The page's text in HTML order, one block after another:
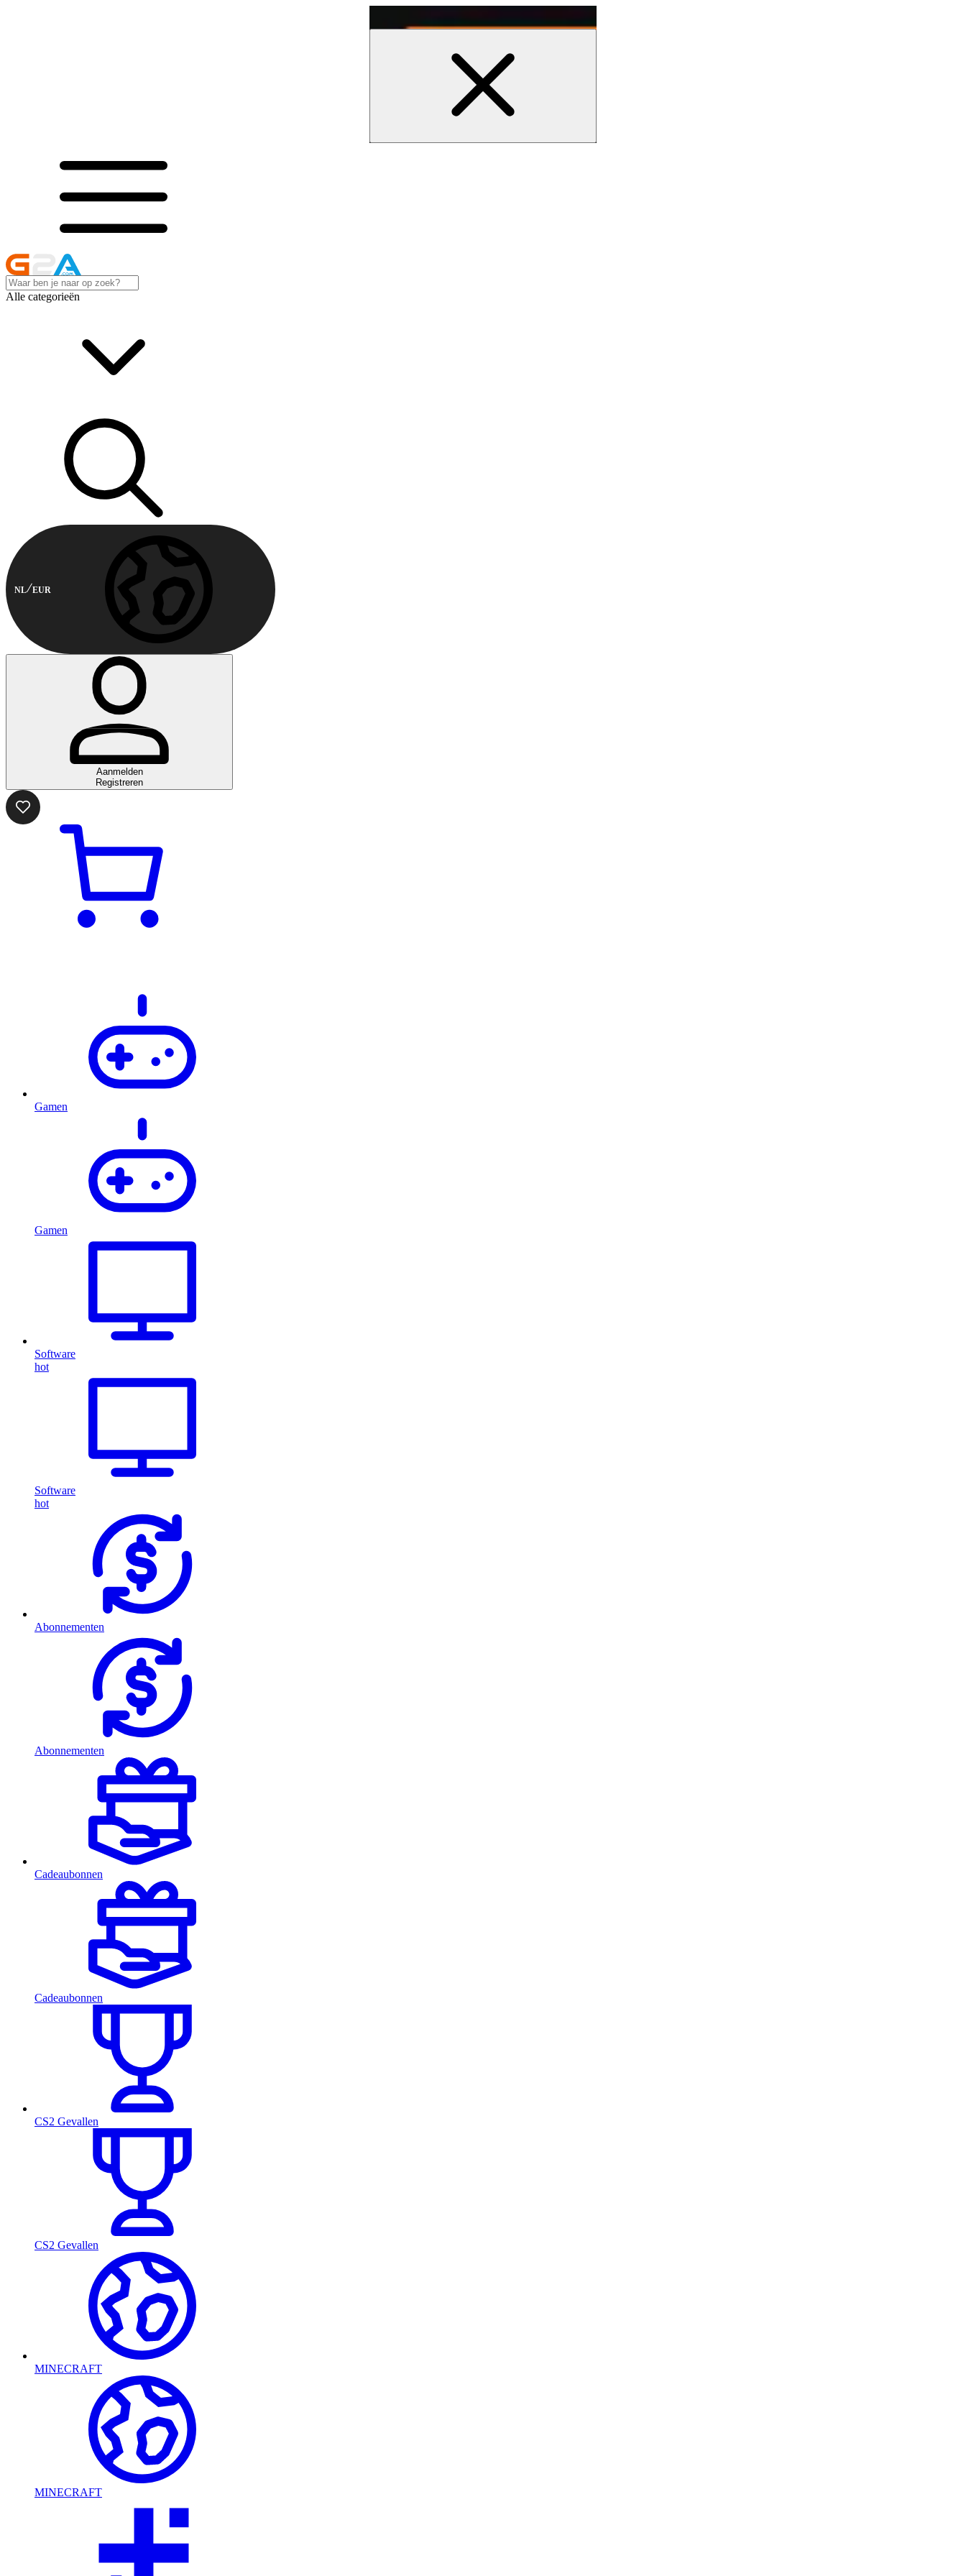
Alle categorieën
NL EUR
Aanmelden
Registreren
Gamen
Gamen
Software
hot
Software
hot
Abonnementen
Abonnementen
Cadeaubonnen
Cadeaubonnen
CS2 Gevallen
CS2 Gevallen
MINECRAFT
MINECRAFT